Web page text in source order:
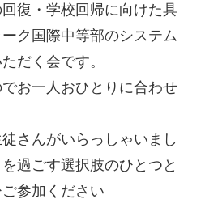
復・学校回帰に向けた具
ク国際中等部のシステム
だく会です。
お一人おひとりに合わせ
さんがいらっしゃいまし
過ごす選択肢のひとつと
参加ください